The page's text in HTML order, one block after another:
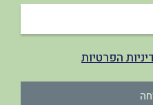
הפרטיות